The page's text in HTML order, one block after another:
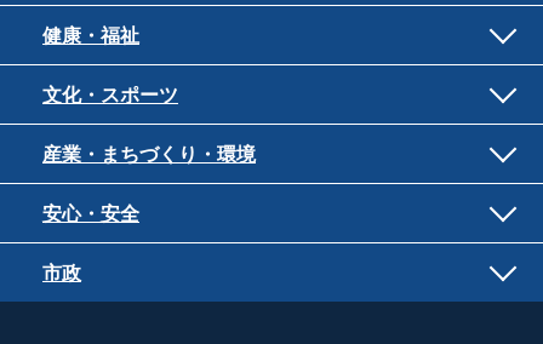
健康・福祉
文化・スポーツ
産業・まちづくり・環境
安心・安全
市政